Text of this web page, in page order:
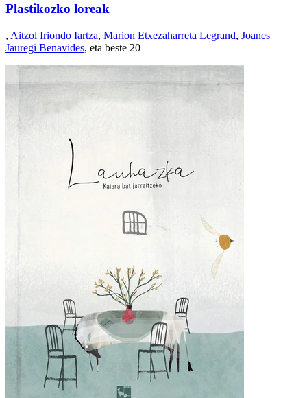
Plastikozko loreak
, Aitzol Iriondo Iartza, Marion Etxezaharreta Legrand, Joanes
Jauregi Benavides, eta beste 20